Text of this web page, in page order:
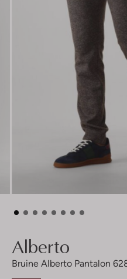
Alberto
Bruine Alberto Pantalon